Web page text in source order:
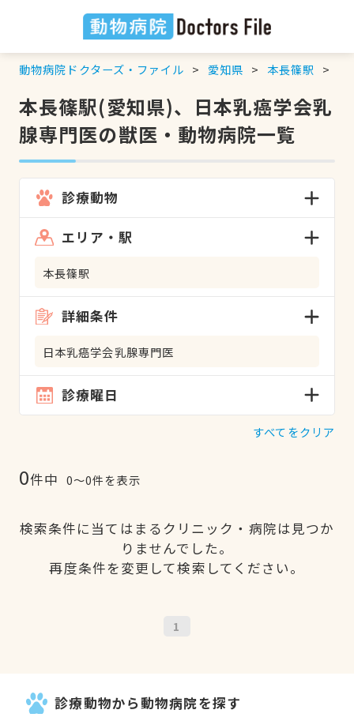
動物病院ドクターズ・ファイル 愛知県 本長篠駅
本長篠駅(愛知県)、日本乳癌学会乳
腺専門医の獣医・動物病院一覧
診療動物
エリア・駅
本長篠駅
詳細条件
日本乳癌学会乳腺専門医
診療曜日
すべてをクリア
0件中 0〜0件を表示
検索条件に当てはまるクリニック・病院は見つか
りませんでした。
再度条件を変更して検索してください。
1
診療動物から動物病院を探す